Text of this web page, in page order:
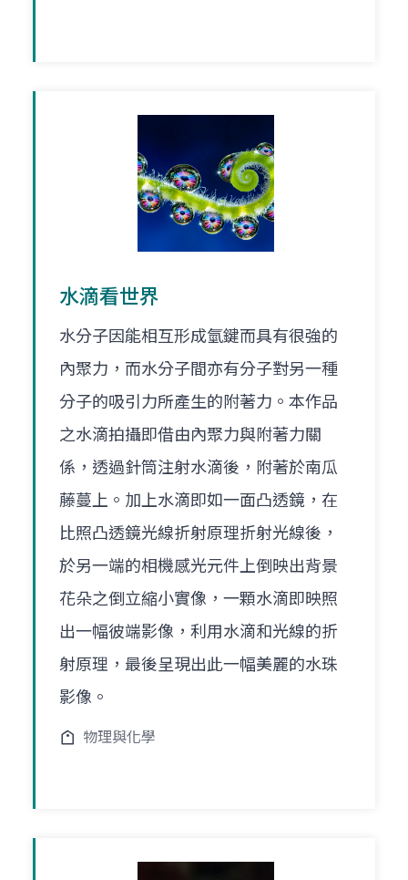
水滴看世界
水分子因能相互形成氫鍵而具有很強的
內聚力，而水分子間亦有分子對另一種
分子的吸引力所產生的附著力。本作品
之水滴拍攝即借由內聚力與附著力關
係，透過針筒注射水滴後，附著於南瓜
藤蔓上。加上水滴即如一面凸透鏡，在
比照凸透鏡光線折射原理折射光線後，
於另一端的相機感光元件上倒映出背景
花朵之倒立縮小實像，一顆水滴即映照
出一幅彼端影像，利用水滴和光線的折
射原理，最後呈現出此一幅美麗的水珠
影像。
物理與化學